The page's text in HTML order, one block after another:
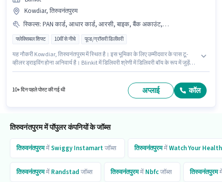
Kowdiar, तिरुवनंतपुरम
स्किल्स: PAN कार्ड, आधार कार्ड, आरसी, बाइक, बैंक अकाउंट, साइकिल, टू-व्हीलर ड्राइविंग, 2-व्हीलर ड्राइविंग लाइसेंस, स्मार्टफोन
फ्लेक्सिबल शिफ्ट 10वीं से नीचे फूड/ग्रॉसरी डिलीवरी
यह नौकरी Kowdiar, तिरुवनंतपुरम में स्थित है। इस भूमिका के लिए उम्मीदवार के पास टू-
व्हीलर ड्राइविंग होना अनिवार्य है। Blinkit में डिलिवरी श्रेणी में डिलिवरी बॉय के रूप में जुड़ें।
10+ दिन पहले पोस्ट की गई थी अप्लाई कॉल
तिरुवनंतपुरम में पॉपुलर कंपनियों के जॉब्स
तिरुवनंतपुरममेंSwiggy Instamartजॉब्स तिरुवनंतपुरममेंWatch Your Health
तिरुवनंतपुरममें Randstad जॉब्स तिरुवनंतपुरममें Nbfcजॉब्स तिरुवनंतपुरम